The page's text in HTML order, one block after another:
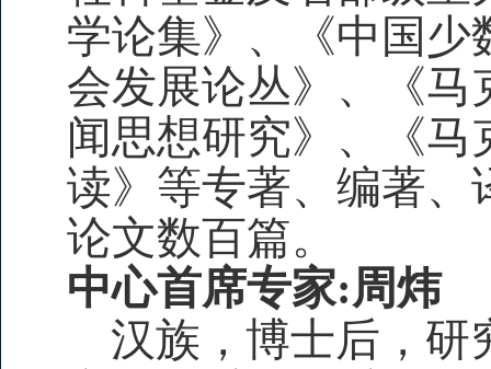
学论集》、《中国少
会发展论丛》、《
闻思想研究》、《
读》等专著、编著、
论文数百篇。
中心首席专家:周炜
汉族，博士后，研